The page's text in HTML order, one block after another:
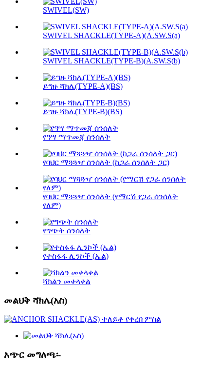
SWIVEL(SW)
SWIVEL SHACKLE(TYPE-A)(A.SW.S(a)
SWIVEL SHACKLE(TYPE-B)(A.SW.S(b)
ይግዙ ሻክሌ(TYPE-A)(BS)
ይግዙ ሻክሌ(TYPE-B)(BS)
የዓሣ ማጥመጃ ሰንሰለት
የባህር ማጓጓዣ ሰንሰለት (ከጋራ ሰንሰለት ጋር)
የባህር ማጓጓዣ ሰንሰለት (የማርሽ የጋራ ሰንሰለት
የለም)
የግጭት ሰንሰለት
የተስፋፋ ሊንኮች (ኤል)
ሻክልን መቀላቀል
መልህቅ ሻክሌ(አስ)
አጭር መግለጫ፡-